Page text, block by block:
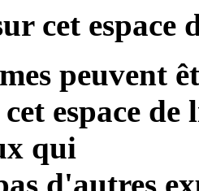
cet espace
peuvent
espace
qui